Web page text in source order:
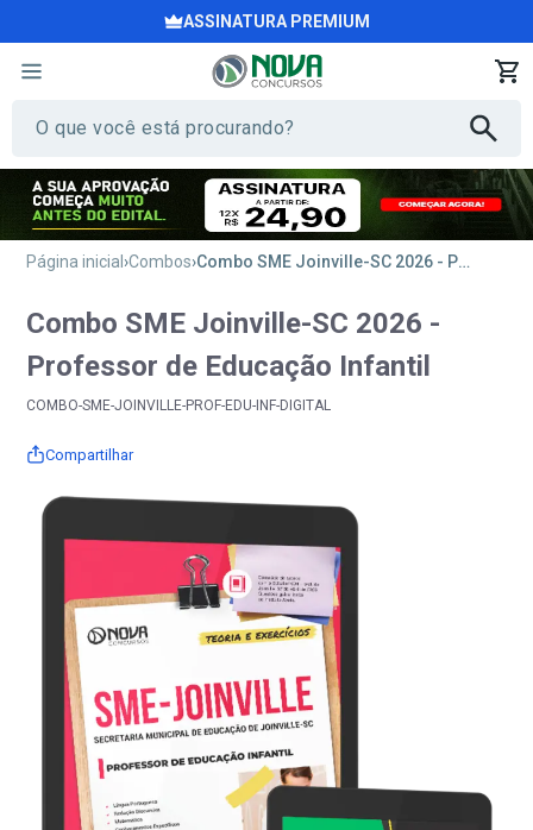
ASSINATURA PREMIUM
Página inicial Combos Combo SME Joinville-SC 2026 - Professor de Educação Infantil
Combo SME Joinville-SC 2026 -
Professor de Educação Infantil
COMBO-SME-JOINVILLE-PROF-EDU-INF-DIGITAL
Compartilhar